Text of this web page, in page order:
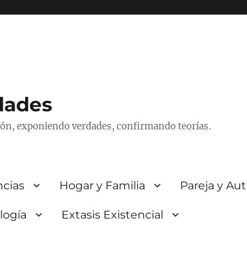
exponiendo verdades, confirmando teorías.
Hogar y Familia Pareja y
Extasis Existencial